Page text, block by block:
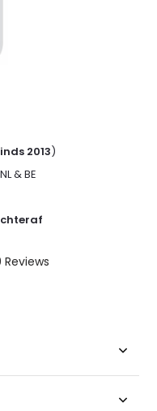
2013)
& BE